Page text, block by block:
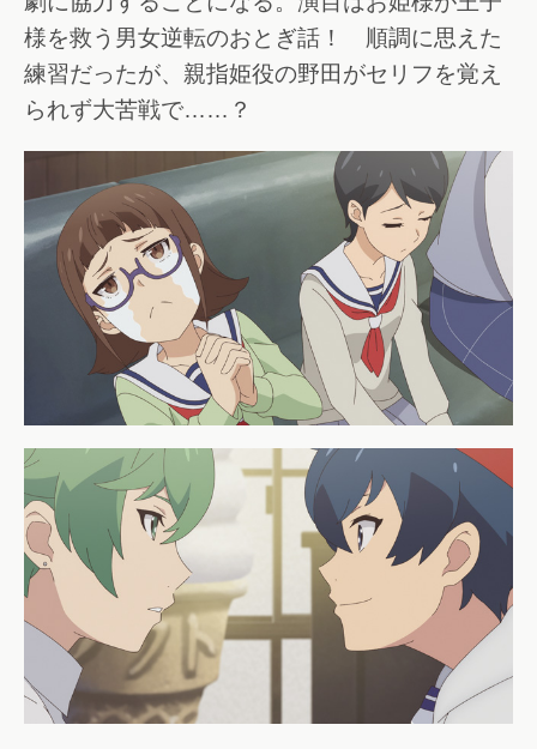
様を救う男女逆転のおとぎ話！ 順調に思えた
練習だったが、親指姫役の野田がセリフを覚え
られず大苦戦で……？